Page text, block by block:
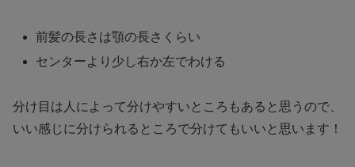
前髪の長さは顎の長さくらい
センターより少し右か左でわける
分け目は人によって分けやすいところもあると思うので、
いい感じに分けられるところで分けてもいいと思います！